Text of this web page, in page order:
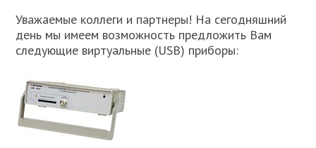
Уважаемые коллеги и партнеры! На сегодняшний
день мы имеем возможность предложить Вам
следующие виртуальные (USB) приборы: